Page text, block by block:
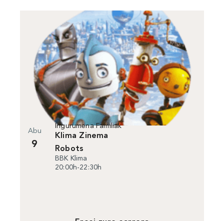
Ingurumena
Dantza
Pertsonak
Tailerra
Hitzaldiak eta networkinga
Ikastaroak eta prestakuntzak
Erakusketak
Kokapen guztiak
BBK Sala
BBK Klima
BBK Kuna
Sasoiko Zentroa
Abu
9
Ingurumena Familiak
Klima Zinema
Robots
BBK Klima
20:00h-22:30h